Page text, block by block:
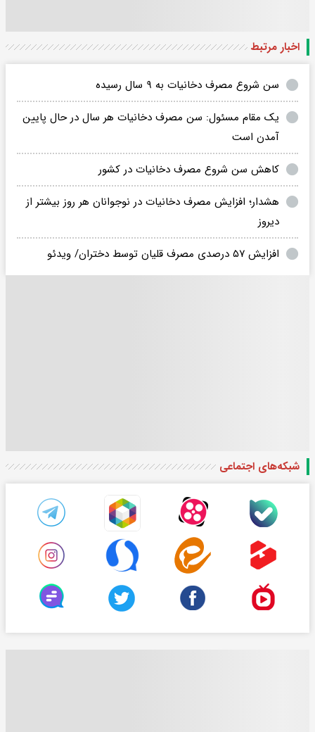
اخبار مرتبط
سن شروع مصرف دخانیات به ۹ سال رسیده
یک مقام مسئول: سن مصرف دخانیات هر سال در حال پایین
آمدن است
کاهش سن شروع مصرف دخانیات در کشور
هشدار؛ افزایش مصرف دخانیات در نوجوانان هر روز بیشتر از
دیروز
افزایش ۵۷ درصدی مصرف قلیان توسط دختران/ ویدئو
شبکه‌های اجتماعی